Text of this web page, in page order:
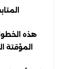
هذه
المؤقتة